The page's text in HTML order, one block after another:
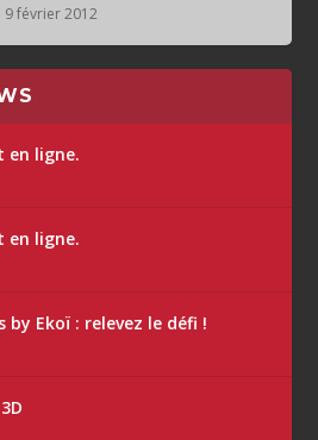
9 février 2012
en ligne.
en ligne.
by Ekoï : relevez le défi !